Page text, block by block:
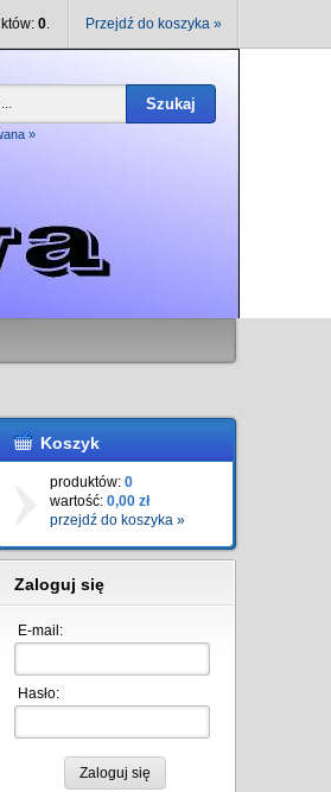
0. Przejdź do koszyka »
Szukaj
»
Koszyk
produktów: 0
wartość: 0,00 zł
przejdź do koszyka »
Zaloguj się
E-mail:
Hasło:
Zaloguj się